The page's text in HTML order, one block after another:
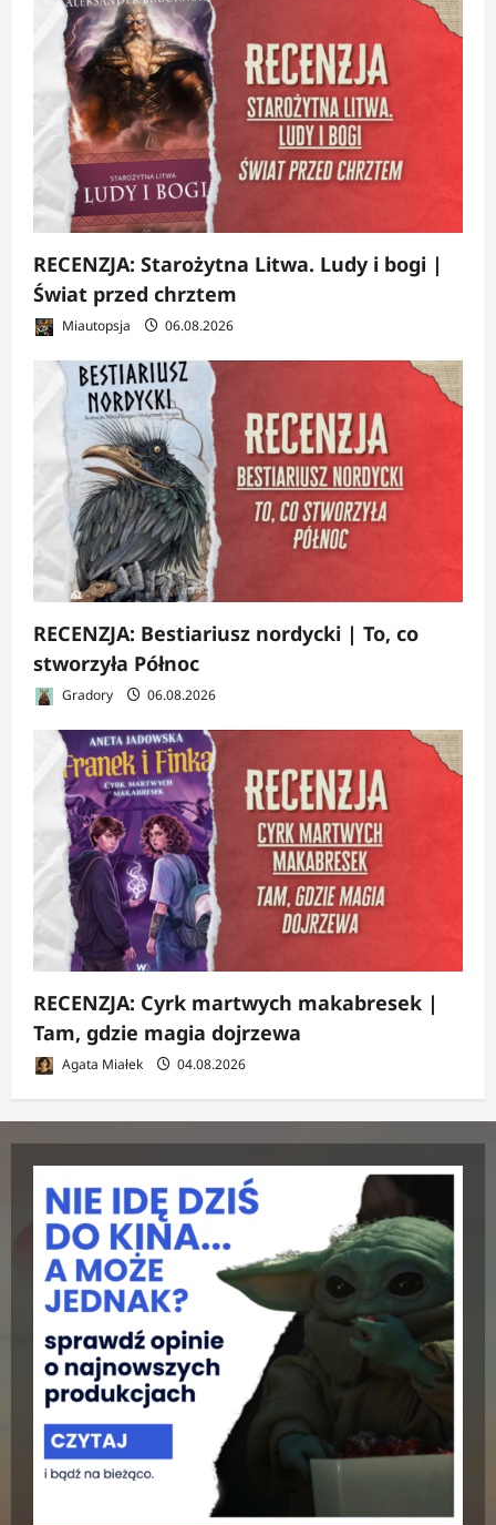
RECENZJA: Starożytna Litwa. Ludy i bogi |
Świat przed chrztem
Miautopsja 06.08.2026
RECENZJA: Bestiariusz nordycki | To, co
stworzyła Północ
Gradory 06.08.2026
RECENZJA: Cyrk martwych makabresek |
Tam, gdzie magia dojrzewa
Agata Miałek 04.08.2026